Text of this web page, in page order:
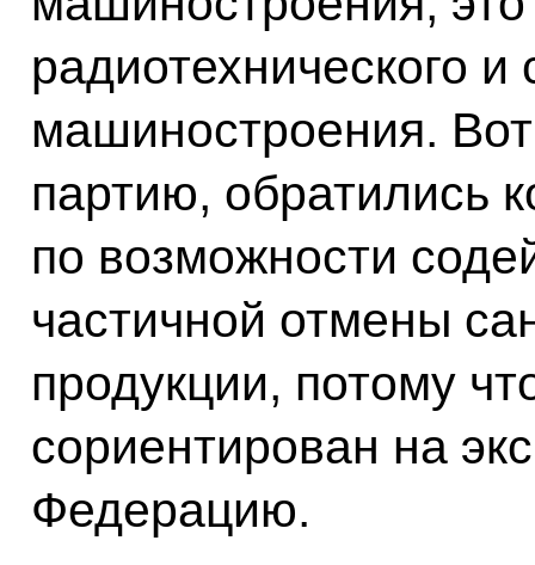
радиотехнического и
машиностроения.
партию, обратились
по возможности
частичной отмены
продукции, потому
сориентирован на
Федерацию.